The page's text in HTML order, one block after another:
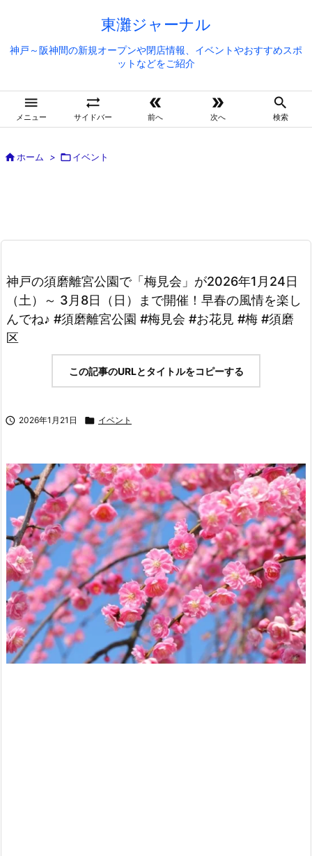
東灘ジャーナル
神戸～阪神間の新規オープンや閉店情報、イベントやおすすめスポ
ットなどをご紹介

メニュー

サイドバー

前へ

次へ

検索
ホーム > イベント
神戸の須磨離宮公園で「梅見会」が2026年1月24日
（土）～ 3月8日（日）まで開催！早春の風情を楽し
んでね♪ #須磨離宮公園 #梅見会 #お花見 #梅 #須磨
区
この記事のURLとタイトルをコピーする
 2026年1月21日  イベント